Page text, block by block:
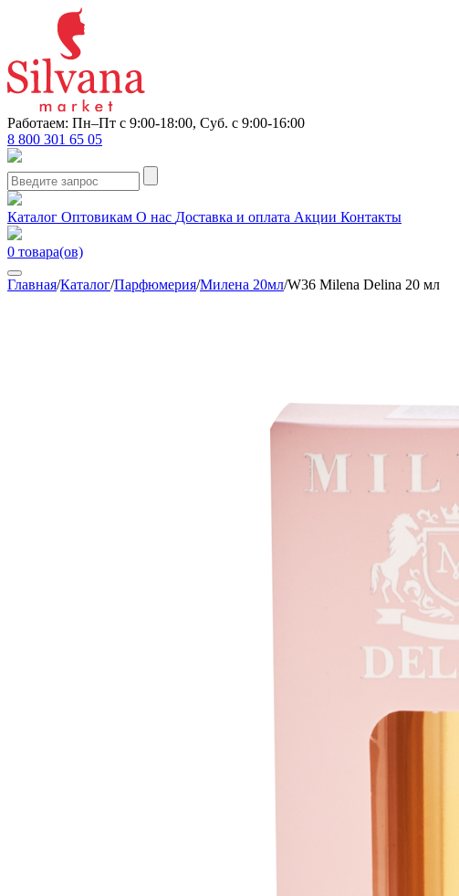
Работаем: Пн–Пт с 9:00-18:00, Суб. с 9:00-16:00
8 800 301 65 05
Каталог Оптовикам О нас Доставка и оплата Акции Контакты
0 товара(ов)
Главная/Каталог/Парфюмерия/Милена 20мл/W36 Milena Delina 20 мл